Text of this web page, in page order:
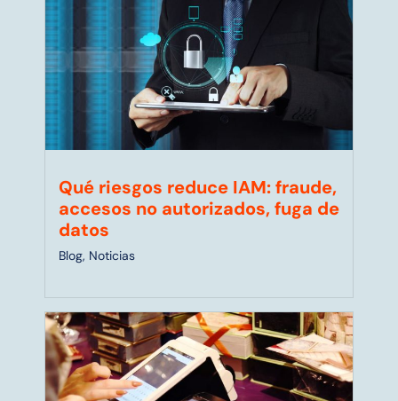
Qué riesgos reduce IAM: fraude,
accesos no autorizados, fuga de
datos
Blog, Noticias